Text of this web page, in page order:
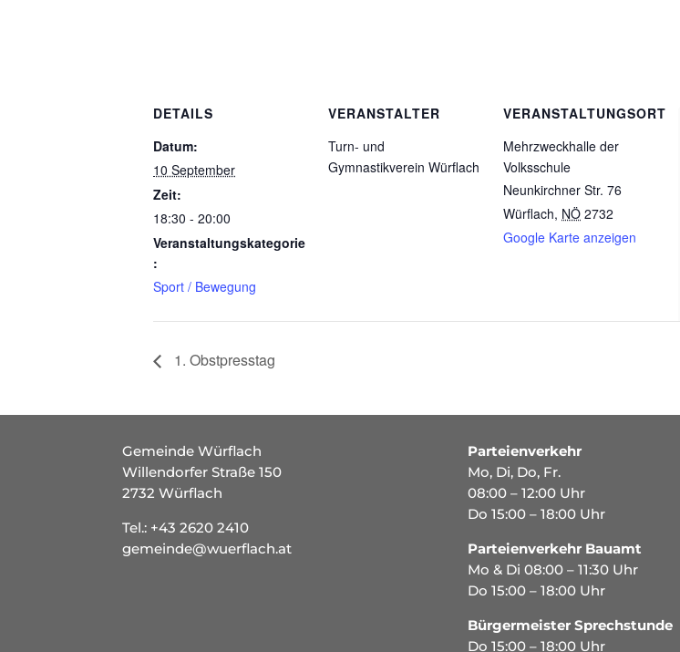
DETAILS
Datum:
10 September
Zeit:
18:30 - 20:00
Veranstaltungskategorie
:
Sport / Bewegung
VERANSTALTER
Turn- und
Gymnastikverein Würflach
VERANSTALTUNGSORT
Mehrzweckhalle der
Volksschule
Neunkirchner Str. 76
Würflach, NÖ 2732
Google Karte anzeigen
1. Obstpresstag
Gemeinde Würflach
Willendorfer Straße 150
2732 Würflach
Tel.: +43 2620 2410
gemeinde@wuerflach.at
Parteienverkehr
Mo, Di, Do, Fr.
08:00 – 12:00 Uhr
Do 15:00 – 18:00 Uhr
Parteienverkehr Bauamt
Mo & Di 08:00 – 11:30 Uhr
Do 15:00 – 18:00 Uhr
Bürgermeister Sprechstunde
Do 15:00 – 18:00 Uhr